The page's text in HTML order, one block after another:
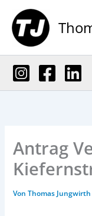
Inhalt
springen
Antrag
VonThomas